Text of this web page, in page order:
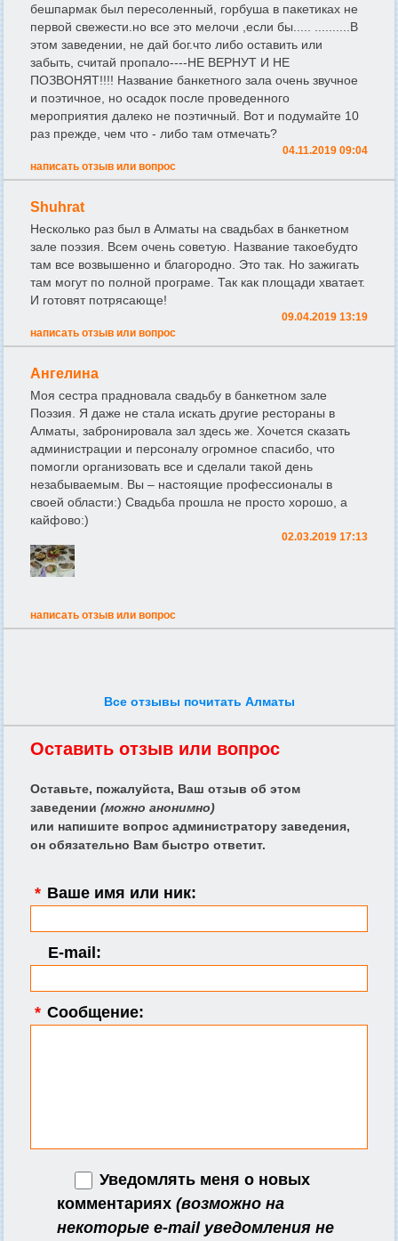
бешпармак был пересоленный, горбуша в пакетиках не
первой свежести.но все это мелочи ,если бы..... ..........В
этом заведении, не дай бог.что либо оставить или
забыть, считай пропало----НЕ ВЕРНУТ И НЕ
ПОЗВОНЯТ!!!! Название банкетного зала очень звучное
и поэтичное, но осадок после проведенного
мероприятия далеко не поэтичный. Вот и подумайте 10
раз прежде, чем что - либо там отмечать?
04.11.2019 09:04
написать отзыв или вопрос
Shuhrat
Несколько раз был в Алматы на свадьбах в банкетном
зале поэзия. Всем очень советую. Название такоебудто
там все возвышенно и благородно. Это так. Но зажигать
там могут по полной програме. Так как площади хватает.
И готовят потрясающе!
09.04.2019 13:19
написать отзыв или вопрос
Ангелина
Моя сестра прадновала свадьбу в банкетном зале
Поэзия. Я даже не стала искать другие рестораны в
Алматы, забронировала зал здесь же. Хочется сказать
администрации и персоналу огромное спасибо, что
помогли организовать все и сделали такой день
незабываемым. Вы – настоящие профессионалы в
своей области:) Свадьба прошла не просто хорошо, а
кайфово:)
02.03.2019 17:13
написать отзыв или вопрос
Все отзывы почитать Алматы
Оставить отзыв или вопрос
Оставьте, пожалуйста, Ваш отзыв об этом
заведении (можно анонимно)
или напишите вопрос администратору заведения,
он обязательно Вам быстро ответит.
* Ваше имя или ник:
E-mail:
* Сообщение:
Уведомлять меня о новых
комментариях (возможно на
некоторые e-mail уведомления не